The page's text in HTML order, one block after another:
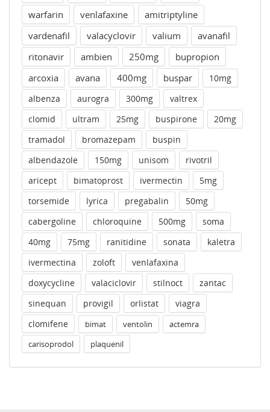
warfarin
venlafaxine
amitriptyline
vardenafil
valacyclovir valium
avanafil
ritonavir
ambien 250mg
bupropion
arcoxia
avana 400mg buspar
10mg
albenza
aurogra 300mg
valtrex
clomid
ultram 25mg buspirone
20mg
tramadol
bromazepam
buspin
albendazole
150mg unisom
rivotril
aricept
bimatoprost ivermectin
5mg
torsemide
lyrica pregabalin
50mg
cabergoline
chloroquine 500mg
soma
40mg
75mg ranitidine sonata
kaletra
ivermectina
zoloft
venlafaxina
doxycycline
valaciclovir stilnoct
zantac
sinequan
provigil orlistat
viagra
clomifene
bimat ventolin
actemra
carisoprodol
plaquenil